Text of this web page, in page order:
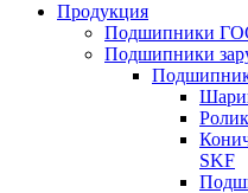
Продукция
Подшипники
Подшипники
SKF